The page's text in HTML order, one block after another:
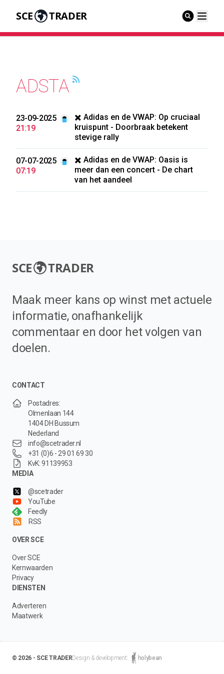
SCE TRADER
ADSTA
23-09-2025
21:19
✖️ Adidas en de VWAP: Op cruciaal
kruispunt - Doorbraak betekent
stevige rally
07-07-2025
07:19
✖️ Adidas en de VWAP: Oasis is
meer dan een concert - De chart
van het aandeel
SCE TRADER
Maak meer kans op winst met actuele
informatie, onafhankelijk
commentaar en door het volgen van
doelen.
CONTACT
Postadres:
Olmenlaan 144
1404 DH Bussum
Nederland
info@scetrader.nl
+31 (0)6 - 29 01 69 30
KvK: 91139953
MEDIA
@scetrader
YouTube
Feedly
RSS
OVER SCE
Over SCE
Kernwaarden
Privacy
DIENSTEN
Adverteren
Maatwerk
© 2026 - SCE TRADERDesign & development: holybean